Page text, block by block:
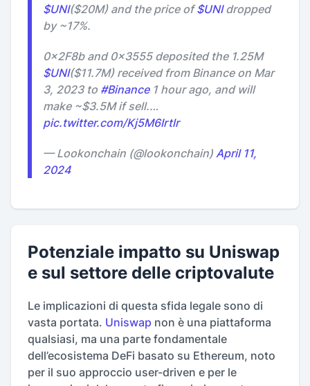
$UNI($20M) and the price of$UNIdropped
by ~17%.
0x2F8b and 0x3555 deposited the 1.25M
$UNI($11.7M) received from Binance on Mar
3, 2023 to #Binance1 hour ago, and will
make ~$3.5M if sell.…
pic.twitter.com/Kj5M6Irtlr
— Lookonchain (@lookonchain) April 11,
2024
Potenziale impatto su Uniswap
e sul settore delle criptovalute
Le implicazioni di questa sfida legale sono di
vasta portata. Uniswap non è una piattaforma
qualsiasi, ma una parte fondamentale
dell’ecosistema DeFi basato su Ethereum, noto
per il suo approccio user-driven e per le